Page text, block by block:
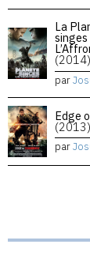
La
singes
(2014)
par
Edge
(2013)
par